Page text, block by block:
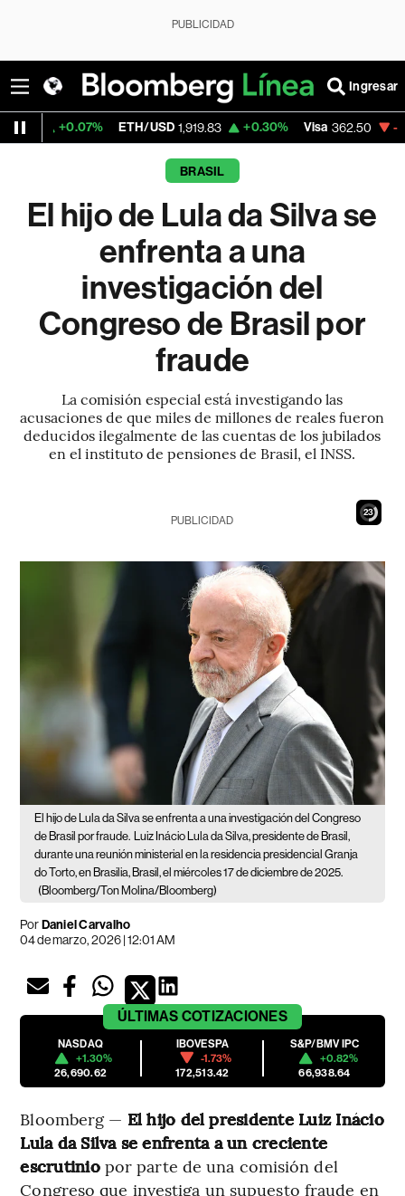
PUBLICIDAD
Ingresar
ETH/USD 1,919.83 +0.30% Visa 362.50 -2.15%
BRASIL
El hijo de Lula da Silva se
enfrenta a una
investigación del
Congreso de Brasil por
fraude
La comisión especial está investigando las
acusaciones de que miles de millones de reales fueron
deducidos ilegalmente de las cuentas de los jubilados
en el instituto de pensiones de Brasil, el INSS.
22
PUBLICIDAD
El hijo de Lula da Silva se enfrenta a una investigación del Congreso
de Brasil por fraude.
Luiz Inácio Lula da Silva, presidente de Brasil,
durante una reunión ministerial en la residencia presidencial Granja
do Torto, en Brasilia, Brasil, el miércoles 17 de diciembre de 2025.
(Bloomberg/Ton Molina/Bloomberg)
PorDaniel Carvalho
04 de marzo, 2026 | 12:01 AM
ÚLTIMAS COTIZACIONES
NASDAQ
+1.30%
26,690.62
IBOVESPA
-1.73%
172,513.42
S&P/BMV IPC
+0.82%
66,938.64
Bloomberg — El hijo del presidente Luiz Inácio
Lula da Silva se enfrenta a un creciente
escrutiniopor parte de una comisión del
Congreso que investiga un supuesto fraude en